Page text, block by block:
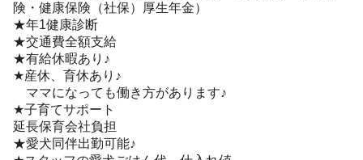
険・健康保険（社保）厚生年金）
★年1健康診断
★交通費全額支給
★有給休暇あり♪
★産休、育休あり♪
ママになっても働き方があります♪
★子育てサポート
延長保育会社負担
★愛犬同伴出勤可能♪